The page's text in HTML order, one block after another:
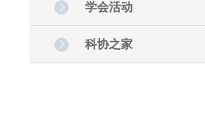
学会活动
科协之家